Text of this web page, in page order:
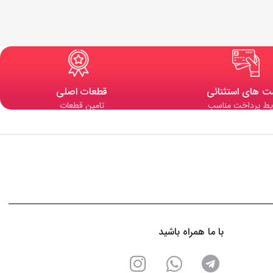
های استثنائی
پرداخت مناسب
قطعات اصلی
تامین قطعات
با ما همراه باشید